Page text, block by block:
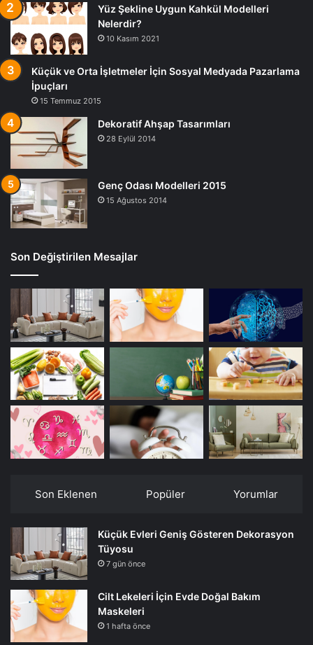
Yüz Şekline Uygun Kahkül Modelleri
Nelerdir?
10 Kasım 2021
Küçük ve Orta İşletmeler İçin Sosyal Medyada Pazarlama
İpuçları
15 Temmuz 2015
Dekoratif Ahşap Tasarımları
28 Eylül 2014
Genç Odası Modelleri 2015
15 Ağustos 2014
Son Değiştirilen Mesajlar
Son Eklenen Popüler Yorumlar
Küçük Evleri Geniş Gösteren Dekorasyon
Tüyosu
7 gün önce
Cilt Lekeleri İçin Evde Doğal Bakım
Maskeleri
1 hafta önce